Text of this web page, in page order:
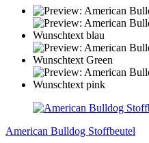
American Bulldog Stoffbeutel